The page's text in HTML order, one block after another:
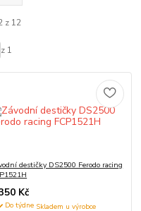
z 12
z 1
destičky DS2500 Ferodo racing
Kč
Do týdne